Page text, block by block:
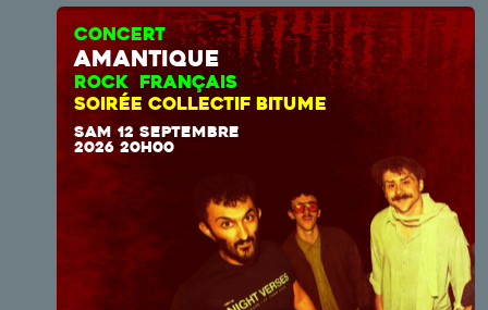
CONCERT
amantique
ROCK FRANÇAIS
SOIRÉE COLLECTIF BITUME
SAM 12 SEPTEMBRE
2026 20H00